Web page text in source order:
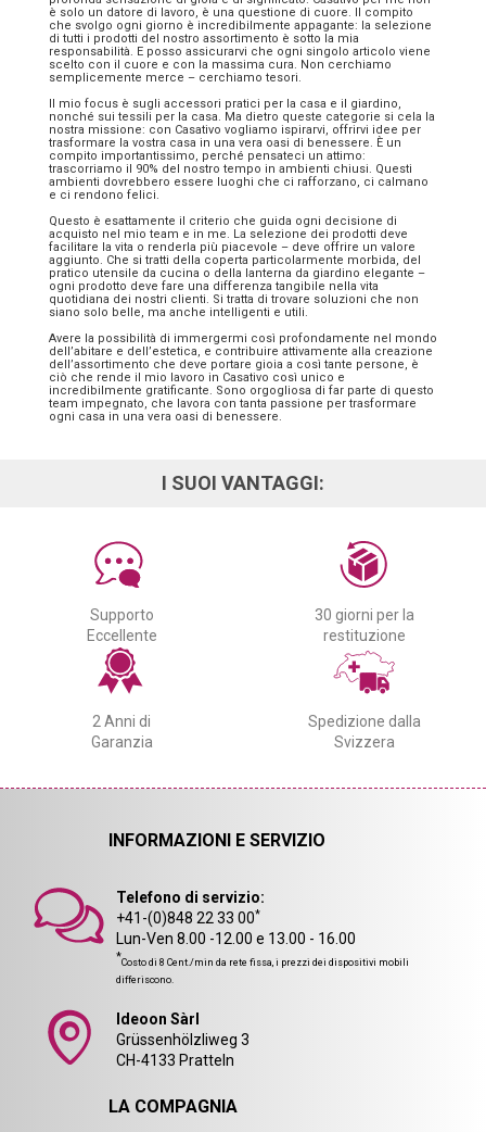
è solo un datore di lavoro, è una questione di cuore. Il compito
che svolgo ogni giorno è incredibilmente appagante: la selezione
di tutti i prodotti del nostro assortimento è sotto la mia
responsabilità. E posso assicurarvi che ogni singolo articolo viene
scelto con il cuore e con la massima cura. Non cerchiamo
semplicemente merce – cerchiamo tesori.
Il mio focus è sugli accessori pratici per la casa e il giardino,
nonché sui tessili per la casa. Ma dietro queste categorie si cela la
nostra missione: con Casativo vogliamo ispirarvi, offrirvi idee per
trasformare la vostra casa in una vera oasi di benessere. È un
compito importantissimo, perché pensateci un attimo:
trascorriamo il 90% del nostro tempo in ambienti chiusi. Questi
ambienti dovrebbero essere luoghi che ci rafforzano, ci calmano
e ci rendono felici.
Questo è esattamente il criterio che guida ogni decisione di
acquisto nel mio team e in me. La selezione dei prodotti deve
facilitare la vita o renderla più piacevole – deve offrire un valore
aggiunto. Che si tratti della coperta particolarmente morbida, del
pratico utensile da cucina o della lanterna da giardino elegante –
ogni prodotto deve fare una differenza tangibile nella vita
quotidiana dei nostri clienti. Si tratta di trovare soluzioni che non
siano solo belle, ma anche intelligenti e utili.
Avere la possibilità di immergermi così profondamente nel mondo
dell’abitare e dell’estetica, e contribuire attivamente alla creazione
dell’assortimento che deve portare gioia a così tante persone, è
ciò che rende il mio lavoro in Casativo così unico e
incredibilmente gratificante. Sono orgogliosa di far parte di questo
team impegnato, che lavora con tanta passione per trasformare
ogni casa in una vera oasi di benessere.
I SUOI VANTAGGI:
Supporto
Eccellente
30 giorni per la
restituzione
2 Anni di
Garanzia
Spedizione dalla
Svizzera
INFORMAZIONI E SERVIZIO
Telefono di servizio:
+41-(0)848 22 33 00*
Lun-Ven 8.00 -12.00 e 13.00 - 16.00
*Costo di 8 Cent./min da rete fissa, i prezzi dei dispositivi mobili
differiscono.
Ideoon Sàrl
Grüssenhölzliweg 3
CH-4133 Pratteln
LA COMPAGNIA